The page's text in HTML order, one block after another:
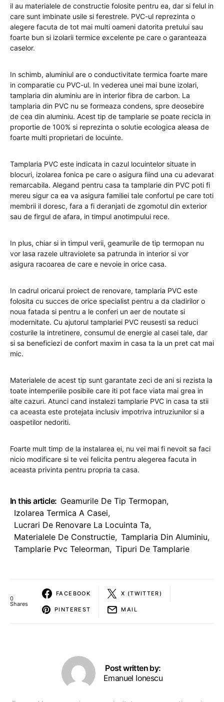
il au materialele de constructie folosite pentru ea, dar si felul in
care sunt imbinate usile si ferestrele. PVC-ul reprezinta o
alegere facuta de tot mai multi oameni datorita pretului sau
foarte bun si izolarii termice excelente pe care o garanteaza
caselor.
In schimb, aluminiul are o conductivitate termica foarte mare
in comparatie cu PVC-ul. In vederea unei mai bune izolari,
tamplaria din aluminiu are in interior fibra de carbon. La
tamplaria din PVC nu se formeaza condens, spre deosebire
de cea din aluminiu. Acest tip de tamplarie se poate recicla in
proportie de 100% si reprezinta o solutie ecologica aleasa de
foarte multi proprietari de locuinte.
Tamplaria PVC este indicata in cazul locuintelor situate in
blocuri, izolarea fonica pe care o asigura fiind una cu adevarat
remarcabila. Alegand pentru casa ta tamplarie din PVC poti fi
mereu sigur ca ea va asigura familiei tale confortul pe care toti
membrii il doresc, fara a fi deranjati de zgomotul din exterior
sau de firgul de afara, in timpul anotimpului rece.
In plus, chiar si in timpul verii, geamurile de tip termopan nu
vor lasa razele ultraviolete sa patrunda in interior si vor
asigura racoarea de care e nevoie in orice casa.
In cadrul oricarui proiect de renovare, tamplaria PVC este
folosita cu succes de orice specialist pentru a da cladirilor o
noua fatada si pentru a le conferi un aer de noutate si
modernitate. Cu ajutorul tamplariei PVC reusesti sa reduci
costurile la intretinere, consumul de energie al casei tale, dar
si sa beneficiezi de confort maxim in casa ta la un pret cat mai
mic.
Materialele de acest tip sunt garantate zeci de ani si rezista la
toate intemperiile posibile care iti pot face viata mai grea in
alte cazuri. Atunci cand instalezi tamplarie PVC in casa ta stii
ca aceasta este protejata inclusiv impotriva intruziunilor si a
oaspetilor nedoriti.
Foarte mult timp de la instalarea ei, nu vei mai fi nevoit sa faci
nicio modificare si te vei felicita pentru alegerea facuta in
aceasta privinta pentru propria ta casa.
In this article: Geamurile De Tip Termopan,
Izolarea Termica A Casei,
Lucrari De Renovare La Locuinta Ta,
Materialele De Constructie, Tamplaria Din Aluminiu,
Tamplarie Pvc Teleorman, Tipuri De Tamplarie
0
Shares
FACEBOOK X (TWITTER)
PINTEREST MAIL
Post written by:
Emanuel Ionescu